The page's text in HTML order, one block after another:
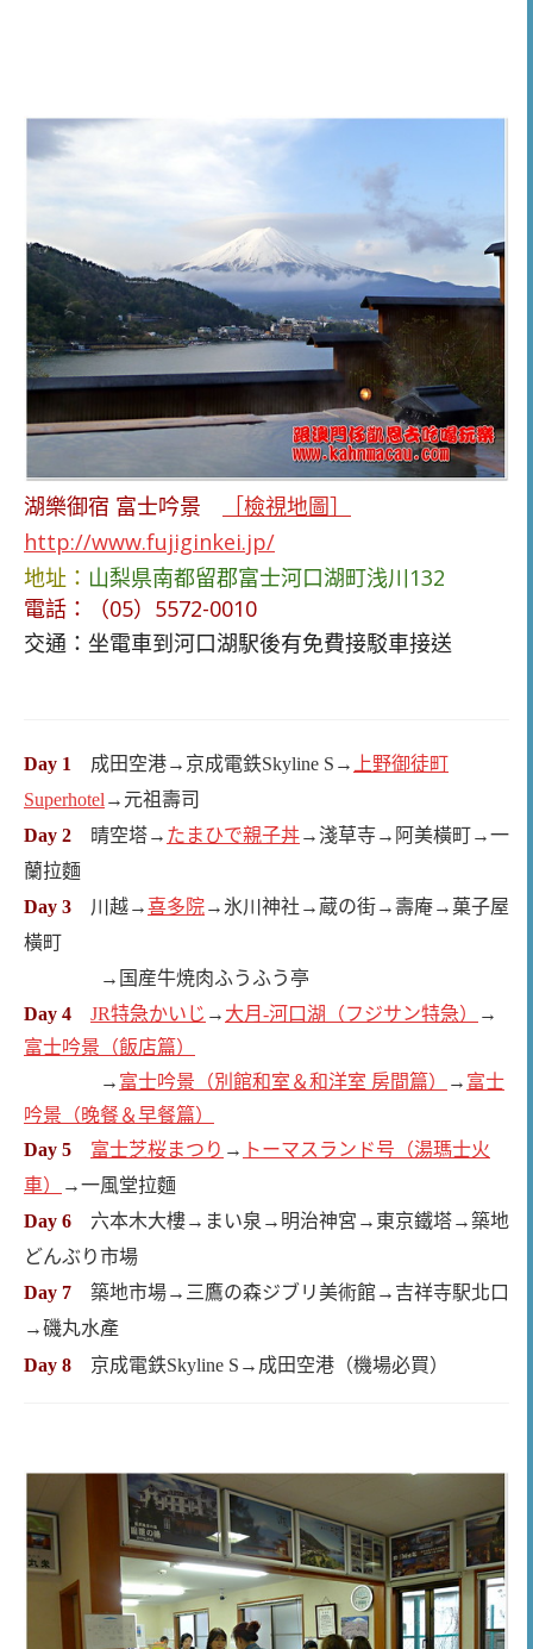
湖樂御宿 富士吟景
［檢視地圖］
http://www.fujiginkei.jp/
地址： 山梨県南都留郡富士河口湖町浅川132
電話：
（05）5572-0010
交通：坐電車到河口湖駅後有免費接駁車接送
Day 1 成田空港→京成電鉄Skyline S→
上野御徒町
Superhotel →元祖壽司
Day 2 晴空塔→ たまひで親子丼→淺草寺→阿美橫町→一
蘭拉麵
Day 3 川越→喜多院→氷川神社→蔵の街→壽庵→菓子屋
橫町
→国産牛焼肉ふうふう亭
Day 4
JR特急かいじ → 大月-河口湖（フジサン特急）
→
富士吟景（飯店篇）
→ 富士吟景（別館和室＆和洋室 房間篇） → 富士
吟景（晚餐＆早餐篇）
Day 5
富士芝桜まつり → トーマスランド号（湯瑪士火
車）
→一風堂拉麵
Day 6 六本木大樓→まい泉→明治神宮→東京鐵塔→築地
どんぶり市場
Day 7 築地市場→三鷹の森ジブリ美術館→吉祥寺駅北口
→磯丸水產
Day 8 京成電鉄Skyline S→成田空港（機場必買）